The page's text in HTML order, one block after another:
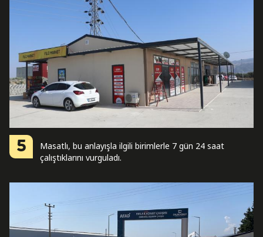
5
Masatlı, bu anlayışla ilgili birimlerle 7 gün 24 saat
çalıştıklarını vurguladı.